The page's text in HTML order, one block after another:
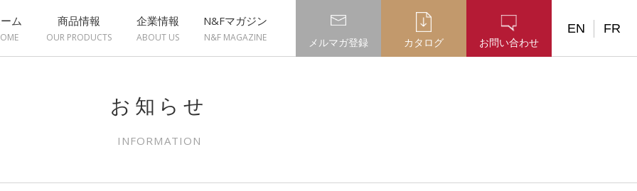
ム 商品情報
OUR PRODUCTS
企業情報
ABOUT US
N&Fマガジン
N&F MAGAZINE メルマガ登録 カタログ お問い合わせ
EN FR
お知らせ
INFORMATION